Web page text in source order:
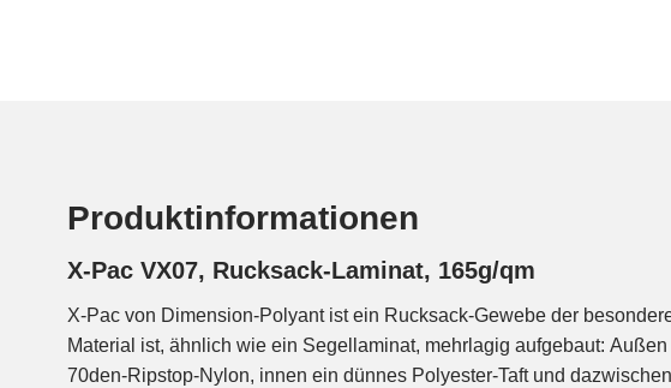
Produktinformationen
X-Pac VX07, Rucksack-Laminat, 165g/qm
X-Pac von Dimension-Polyant ist ein Rucksack-Gewebe der
Material ist, ähnlich wie ein Segellaminat, mehrlagig aufgebaut:
70den-Ripstop-Nylon, innen ein dünnes Polyester-Taft und
Ideal also für den Leicht- bis Ultraleichteinsatz. Die X-PLY-Fasern
die für ihn typische, grobmaschige Rautenstruktur. Durch die weiße
im Rucksack heller und der Inhalt besser sichtbar. Es ist ideal für